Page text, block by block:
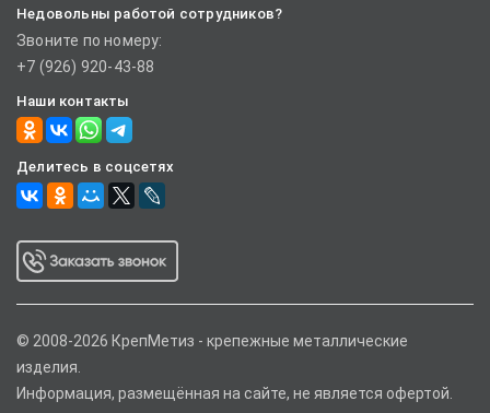
Недовольны работой сотрудников?
Звоните по номеру:
+7 (926) 920-43-88
Наши контакты
Делитесь в соцсетях
© 2008-2026 КрепМетиз - крепежные металлические
изделия.
Информация, размещённая на сайте, не является офертой.